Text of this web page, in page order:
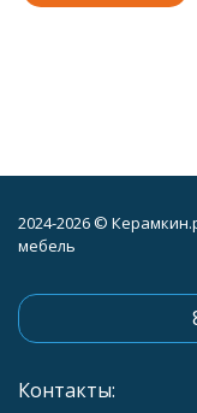
2024-2026 ©
мебель
Контакты: